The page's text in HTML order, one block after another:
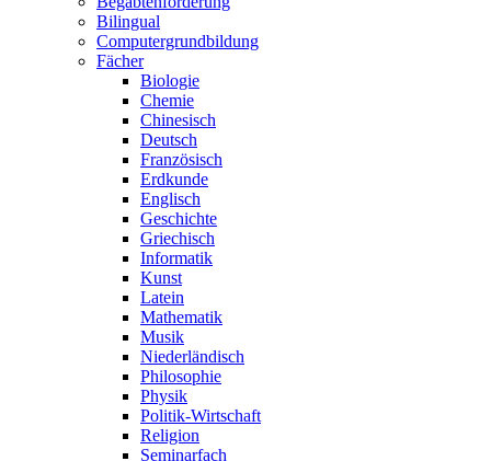
Bilingual
Computergrundbildung
Fächer
Biologie
Chemie
Chinesisch
Deutsch
Französisch
Erdkunde
Englisch
Geschichte
Griechisch
Informatik
Kunst
Latein
Mathematik
Musik
Niederländisch
Philosophie
Physik
Politik-Wirtschaft
Religion
Seminarfach